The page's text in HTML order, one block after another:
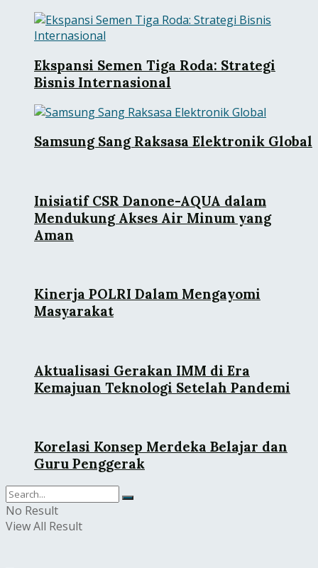
Ekspansi Semen Tiga Roda: Strategi
Bisnis Internasional
Samsung Sang Raksasa Elektronik Global
Inisiatif CSR Danone-AQUA dalam
Mendukung Akses Air Minum yang
Aman
Kinerja POLRI Dalam Mengayomi
Masyarakat
Aktualisasi Gerakan IMM di Era
Kemajuan Teknologi Setelah Pandemi
Korelasi Konsep Merdeka Belajar dan
Guru Penggerak
No Result
View All Result